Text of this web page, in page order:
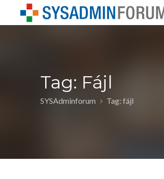
Tag: Fájl
SYSAdminforum Tag: fájl